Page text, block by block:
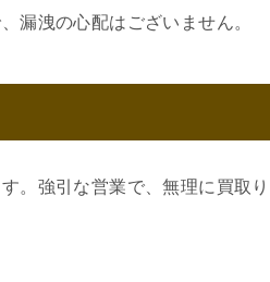
漏洩の心配はございません。
。強引な営業で、無理に買取り